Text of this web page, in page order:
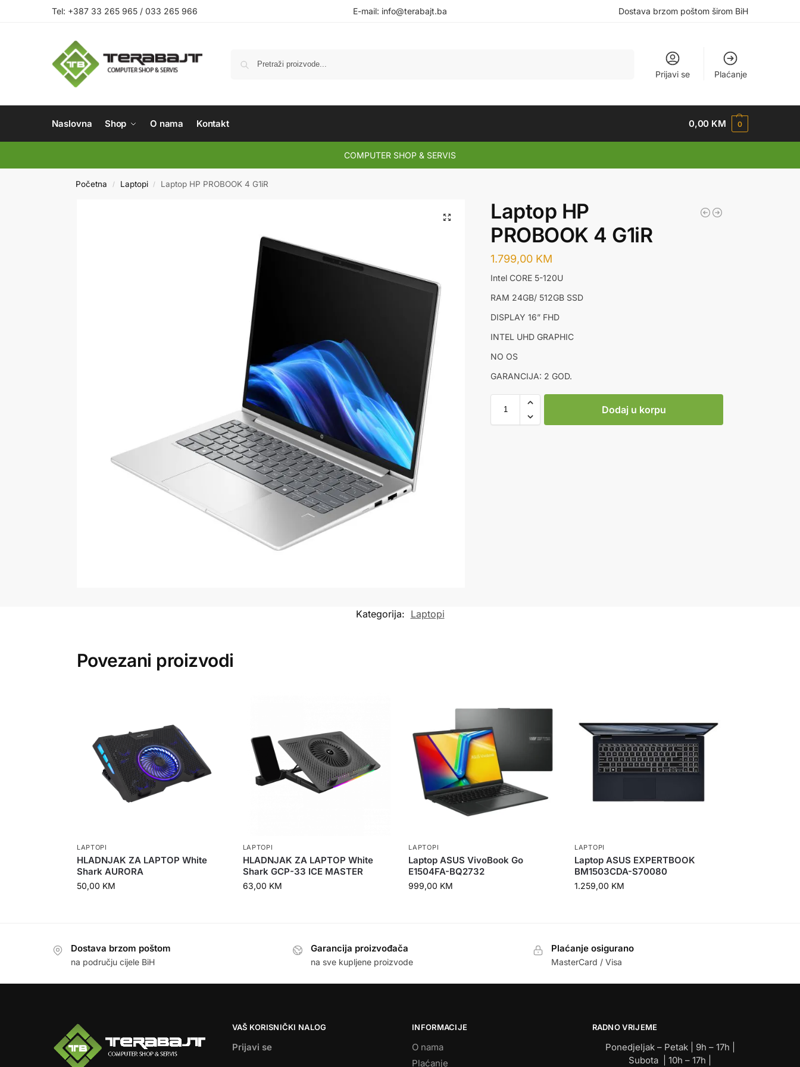
Tel: +387 33 265 965 / 033 265 966 E-mail: info@terabajt.ba Dostava brzom poštom širom BiH
Prijavi se Plaćanje
Naslovna Shop O nama Kontakt 0,00 KM 0
COMPUTER SHOP & SERVIS
Početna / Laptopi / Laptop HP PROBOOK 4 G1iR
Laptop HP
PROBOOK 4 G1iR
1.799,00 KM
Intel CORE 5-120U
RAM 24GB/ 512GB SSD
DISPLAY 16” FHD
INTEL UHD GRAPHIC
NO OS
GARANCIJA: 2 GOD.
Dodaj u korpu
Kategorija: Laptopi
Povezani proizvodi
LAPTOPI
HLADNJAK ZA LAPTOP White
Shark AURORA
50,00 KM
LAPTOPI
HLADNJAK ZA LAPTOP White
Shark GCP-33 ICE MASTER
63,00 KM
LAPTOPI
Laptop ASUS VivoBook Go
E1504FA-BQ2732
999,00 KM
LAPTOPI
Laptop ASUS EXPERTBOOK
BM1503CDA-S70080
1.259,00 KM
Dostava brzom poštom
na području cijele BiH
Garancija proizvođača
na sve kupljene proizvode
Plaćanje osigurano
MasterCard / Visa
VAŠ KORISNIČKI NALOG
Prijavi se
INFORMACIJE
O nama
Plaćanje
RADNO VRIJEME
Ponedjeljak – Petak | 9h – 17h |
Subota | 10h – 17h |